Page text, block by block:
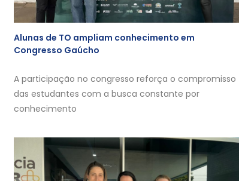
Alunas de TO ampliam conhecimento em
Congresso Gaúcho
A participação no congresso reforça o compromisso
das estudantes com a busca constante por
conhecimento